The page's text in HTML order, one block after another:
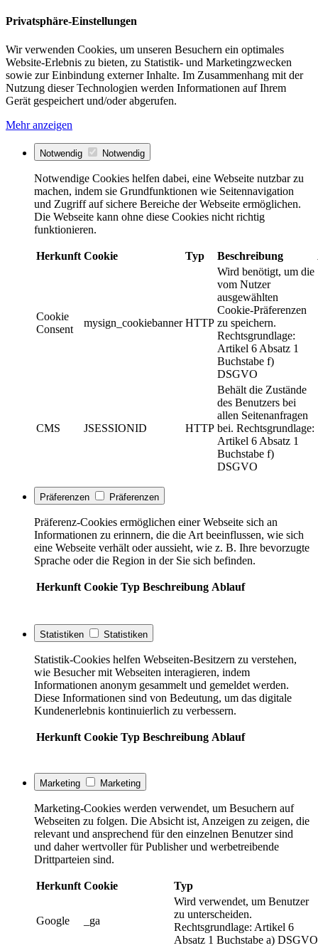
Privatsphäre-Einstellungen
Wir verwenden Cookies, um unseren Besuchern ein optimales
Website-Erlebnis zu bieten, zu Statistik- und Marketingzwecken
sowie zur Einbindung externer Inhalte. Im Zusammenhang mit der
Nutzung dieser Technologien werden Informationen auf Ihrem
Gerät gespeichert und/oder abgerufen.
Mehr anzeigen
Notwendig Notwendig
Notwendige Cookies helfen dabei, eine Webseite nutzbar zu
machen, indem sie Grundfunktionen wie Seitennavigation
und Zugriff auf sichere Bereiche der Webseite ermöglichen.
Die Webseite kann ohne diese Cookies nicht richtig
funktionieren.
Herkunft Cookie Typ Beschreibung
Cookie
Consent
mysign_cookiebanner HTTP
Wird benötigt, um die
vom Nutzer
ausgewählten
Cookie-Präferenzen
zu speichern.
Rechtsgrundlage:
Artikel 6 Absatz 1
Buchstabe f)
DSGVO
CMS JSESSIONID HTTP
Behält die Zustände
des Benutzers bei
allen Seitenanfragen
bei. Rechtsgrundlage:
Artikel 6 Absatz 1
Buchstabe f)
DSGVO
Präferenzen Präferenzen
Präferenz-Cookies ermöglichen einer Webseite sich an
Informationen zu erinnern, die die Art beeinflussen, wie sich
eine Webseite verhält oder aussieht, wie z. B. Ihre bevorzugte
Sprache oder die Region in der Sie sich befinden.
Herkunft Cookie Typ Beschreibung Ablauf
Statistiken Statistiken
Statistik-Cookies helfen Webseiten-Besitzern zu verstehen,
wie Besucher mit Webseiten interagieren, indem
Informationen anonym gesammelt und gemeldet werden.
Diese Informationen sind von Bedeutung, um das digitale
Kundenerlebnis kontinuierlich zu verbessern.
Herkunft Cookie Typ Beschreibung Ablauf
Marketing Marketing
Marketing-Cookies werden verwendet, um Besuchern auf
Webseiten zu folgen. Die Absicht ist, Anzeigen zu zeigen, die
relevant und ansprechend für den einzelnen Benutzer sind
und daher wertvoller für Publisher und werbetreibende
Drittparteien sind.
Herkunft Cookie Typ
Google _ga
Wird verwendet, um Benutzer
zu unterscheiden.
Rechtsgrundlage: Artikel 6
Absatz 1 Buchstabe a) DSGVO